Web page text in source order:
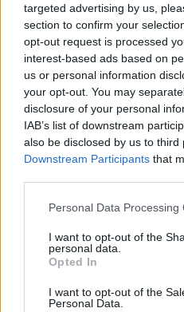
targeted advertising by us,
section to confirm your
opt-out request is processed
interest-based ads based on
us or personal information
your opt-out. You may
disclosure of your personal
IAB’s list of downstream
also be disclosed by us to third
Downstream Participants that
Please note that this website/
not limited to your visit or
grant or deny consent to
use your data for below
consent section.
Personal Data Processing
I want to opt-out of the
personal data.
Opted In
I want to opt-out of the
Personal Data.
WhatsappReddit
ELŐZŐ POSZT
Meglepő változást
Megérkezett a nagy
Oroszlán-Szűz-Mé